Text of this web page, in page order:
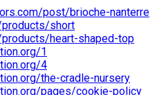
post/brioche-nanterre
short
heart-shaped-top
1
4
the-cradle-nursery
pages/cookie-policy